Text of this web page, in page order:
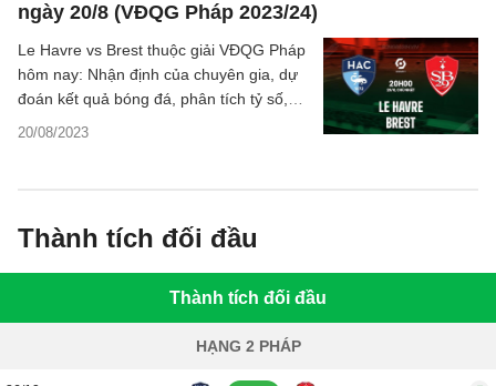
ngày 20/8 (VĐQG Pháp 2023/24)
20/08/2023
Le Havre vs Brest thuộc giải VĐQG Pháp
hôm nay: Nhận định của chuyên gia, dự
đoán kết quả bóng đá, phân tích tỷ số,
thống kê chi tiết về hai đội.
Thành tích đối đầu
Thành tích đối đầu
HẠNG 2 PHÁP